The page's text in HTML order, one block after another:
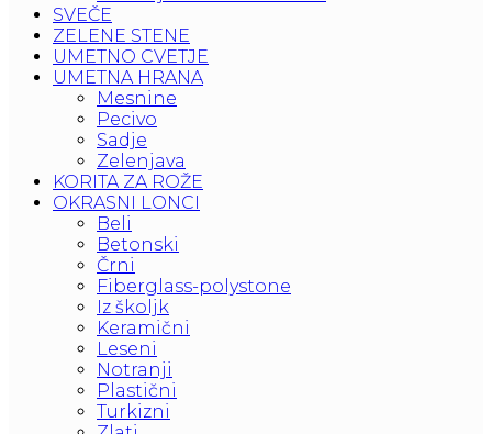
SVEČE
ZELENE STENE
UMETNO CVETJE
UMETNA HRANA
Mesnine
Pecivo
Sadje
Zelenjava
KORITA ZA ROŽE
OKRASNI LONCI
Beli
Betonski
Črni
Fiberglass-polystone
Iz školjk
Keramični
Leseni
Notranji
Plastični
Turkizni